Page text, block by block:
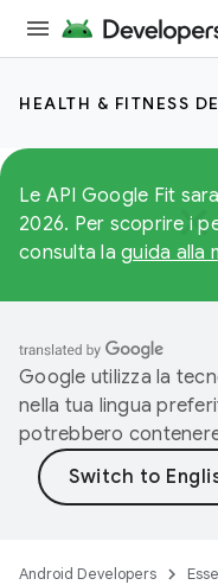
HEALTH & FITNESS
Le API Google Fit
2026. Per scoprire i
consulta la guida alla
Google utilizza la
nella tua lingua
potrebbero
Android Developers